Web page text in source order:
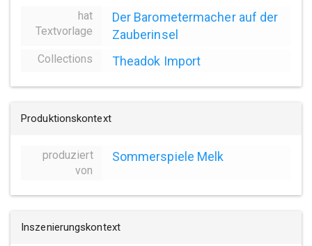
hat
Textvorlage
Der Barometermacher auf der
Zauberinsel
Collections Theadok Import
Produktionskontext
produziert
von
Sommerspiele Melk
Inszenierungskontext